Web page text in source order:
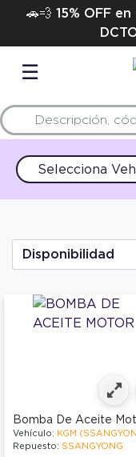
🚗💨 15% OFF
☰
Selecciona
Bomba De Aceite
Vehículo: KGM
Repuesto: SSANGYONG